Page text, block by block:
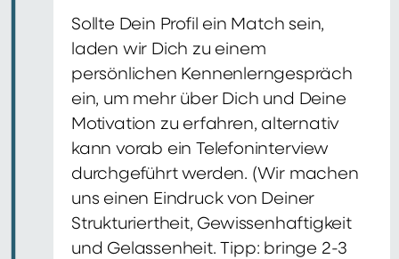
Sollte Dein Profil ein Match sein,
laden wir Dich zu einem
persönlichen Kennenlerngespräch
ein, um mehr über Dich und Deine
Motivation zu erfahren, alternativ
kann vorab ein Telefoninterview
durchgeführt werden. (Wir machen
uns einen Eindruck von Deiner
Strukturiertheit, Gewissenhaftigkeit
und Gelassenheit. Tipp: bringe 2-3